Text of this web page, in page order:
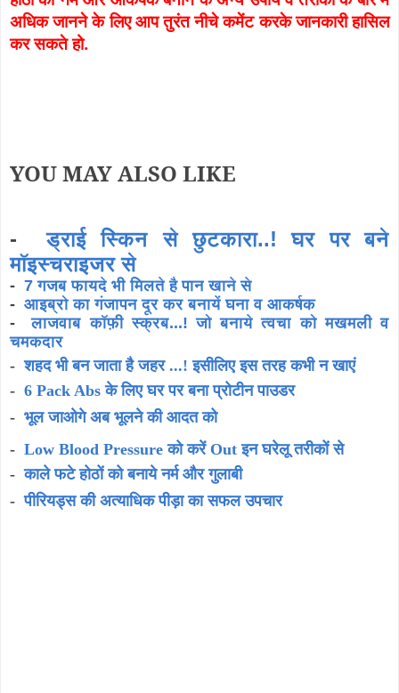
अधिक जानने के लिए आप तुरंत नीचे कमेंट करके जानकारी हासिल
कर सकते हो.
YOU MAY ALSO LIKE
-ड्राई स्किन से छुटकारा..! घर पर बने
मॉइस्चराइजर से
- 7 गजब फायदे भी मिलते है पान खाने से
- आइब्रो का गंजापन दूर कर बनायें घना व आकर्षक
-लाजवाब कॉफ़ी स्क्रब...! जो बनाये त्वचा को मखमली व
चमकदार
-शहद भी बन जाता है जहर ...! इसीलिए इस तरह कभी न खाएं
- 6 Pack Abs के लिए घर पर बना प्रोटीन पाउडर
- भूल जाओगे अब भूलने की आदत को
- Low Blood Pressure को करें Out इन घरेलू तरीकों से
-काले फटे होठों को बनाये नर्म और गुलाबी
-पीरियड्स की अत्याधिक पीड़ा का सफल उपचार